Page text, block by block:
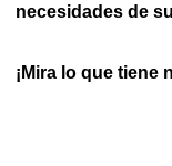
necesidades de
¡Mira lo que tiene